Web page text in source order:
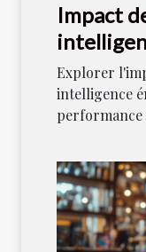
Impact
la
Explorer
intelligence
performance